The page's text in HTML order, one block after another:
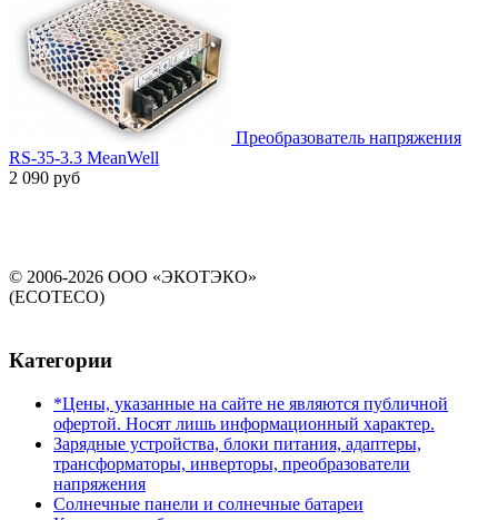
Преобразователь напряжения
RS-35-3.3 MeanWell
2 090 руб
© 2006-2026 ООО «ЭКОТЭКО»
(ECOTECO)
Категории
*Цены, указанные на сайте не являются публичной
офертой. Носят лишь информационный характер.
Зарядные устройства, блоки питания, адаптеры,
трансформаторы, инверторы, преобразователи
напряжения
Солнечные панели и солнечные батареи